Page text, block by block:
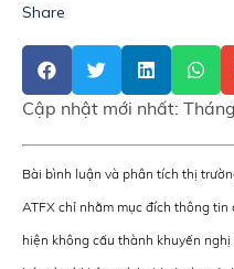
Share
Cập nhật mới nhất:
Bài bình luận và phân tích thị
ATFX chỉ nhằm mục đích thông
hiện không cấu thành khuyến